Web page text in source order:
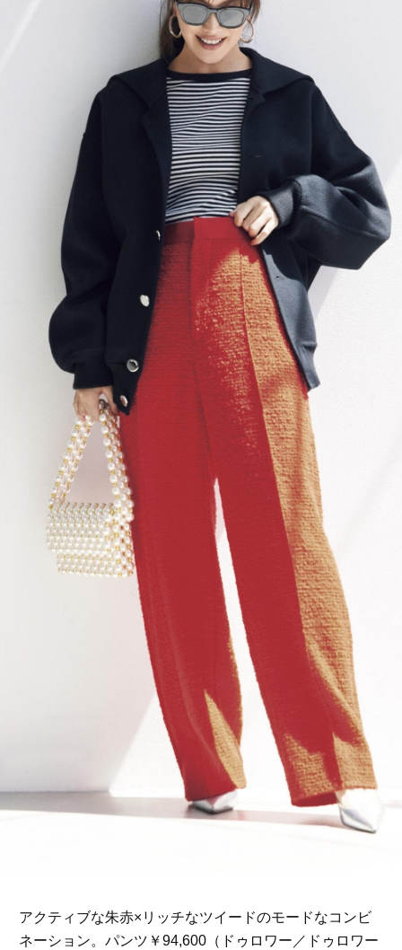
アクティブな朱赤×リッチなツイードのモードなコンビ
ネーション。パンツ￥94,600（ドゥロワー／ドゥロワー